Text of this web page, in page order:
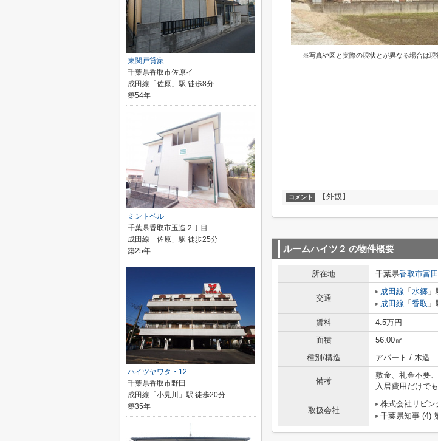
※写真や図と実際の現状とが異なる場合は
コメント 【外観】
ルームハイツ２ の物件概要
所在地 千葉県香取市富田
交通
成田線 「 水郷
成田線 「 香取
賃料 4.5万円
面積
56.00㎡
種別/構造
アパート / 木造
備考
敷金、礼金不要
入居費用だけで
取扱会社
株式会社リビン
千葉県知事 (4)
東関戸貸家
千葉県香取市佐原イ
成田線「佐原」駅 徒歩8分
築54年
ミントベル
千葉県香取市玉造２丁目
成田線「佐原」駅 徒歩25分
築25年
ハイツヤワタ・12
千葉県香取市野田
成田線「小見川」駅 徒歩20分
築35年